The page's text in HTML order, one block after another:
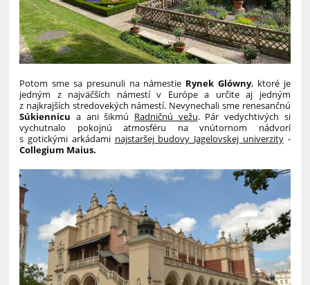
Potom sme sa presunuli na námestie Rynek Glówny, ktoré je
jedným z najväčších námestí v Európe a určite aj jedným
z najkrajších stredovekých námestí. Nevynechali sme renesančnú
Súkiennicu a ani šikmú Radničnú vežu. Pár vedychtivých si
vychutnalo pokojnú atmosféru na vnútornom nádvorí
s gotickými arkádami najstaršej budovy Jagelovskej univerzity-
Collegium Maius.